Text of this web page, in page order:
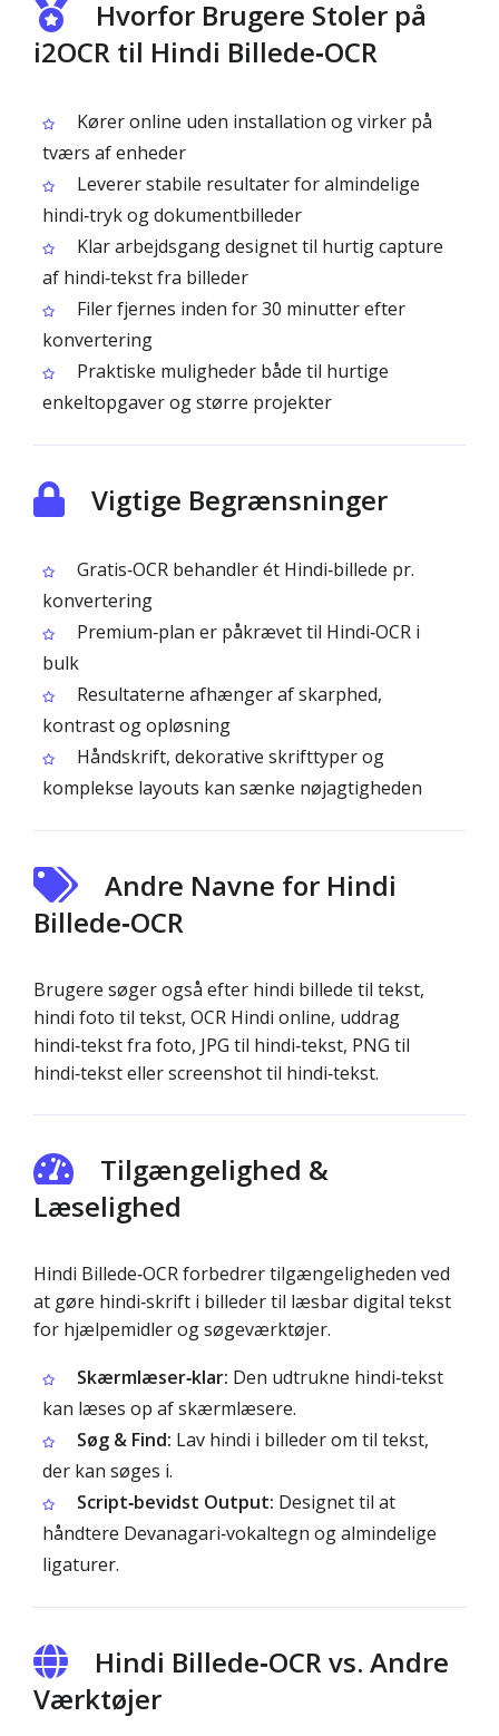
Hvorfor Brugere Stoler på
i2OCR til Hindi Billede‑OCR
Kører online uden installation og virker på
tværs af enheder
Leverer stabile resultater for almindelige
hindi‑tryk og dokumentbilleder
Klar arbejdsgang designet til hurtig capture
af hindi‑tekst fra billeder
Filer fjernes inden for 30 minutter efter
konvertering
Praktiske muligheder både til hurtige
enkeltopgaver og større projekter
Vigtige Begrænsninger
Gratis‑OCR behandler ét Hindi‑billede pr.
konvertering
Premium‑plan er påkrævet til Hindi‑OCR i
bulk
Resultaterne afhænger af skarphed,
kontrast og opløsning
Håndskrift, dekorative skrifttyper og
komplekse layouts kan sænke nøjagtigheden
Andre Navne for Hindi
Billede‑OCR
Brugere søger også efter hindi billede til tekst,
hindi foto til tekst, OCR Hindi online, uddrag
hindi‑tekst fra foto, JPG til hindi‑tekst, PNG til
hindi‑tekst eller screenshot til hindi‑tekst.
Tilgængelighed &
Læselighed
Hindi Billede‑OCR forbedrer tilgængeligheden ved
at gøre hindi‑skrift i billeder til læsbar digital tekst
for hjælpemidler og søgeværktøjer.
Skærmlæser‑klar: Den udtrukne hindi‑tekst
kan læses op af skærmlæsere.
Søg & Find: Lav hindi i billeder om til tekst,
der kan søges i.
Script‑bevidst Output: Designet til at
håndtere Devanagari‑vokaltegn og almindelige
ligaturer.
Hindi Billede‑OCR vs. Andre
Værktøjer